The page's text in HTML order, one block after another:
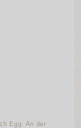
Egg. An der